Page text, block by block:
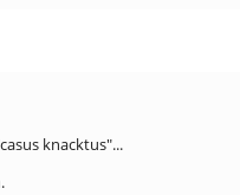
knacktus"...